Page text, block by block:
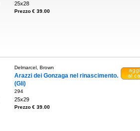
25x28
Prezzo € 39.00
Delmarcel, Brown
Arazzi dei Gonzaga nel rinascimento.
(Gli)
294
25x29
Prezzo € 39.00